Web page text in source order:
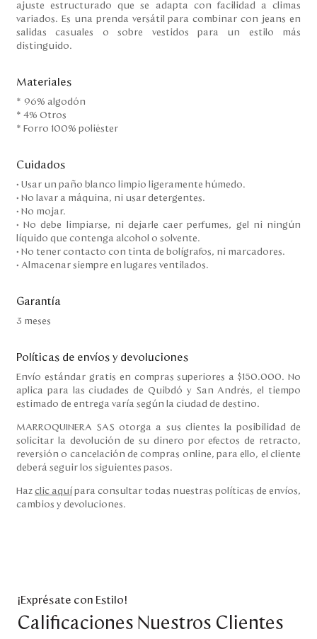
ajuste estructurado que se adapta con facilidad a climas
variados. Es una prenda versátil para combinar con jeans en
salidas casuales o sobre vestidos para un estilo más
distinguido.
Materiales
* 96% algodón
* 4% Otros
* Forro 100% poliéster
Cuidados
• Usar un paño blanco limpio ligeramente húmedo.
• No lavar a máquina, ni usar detergentes.
• No mojar.
• No debe limpiarse, ni dejarle caer perfumes, gel ni ningún
líquido que contenga alcohol o solvente.
• No tener contacto con tinta de bolígrafos, ni marcadores.
• Almacenar siempre en lugares ventilados.
Garantía
3 meses
Políticas de envíos y devoluciones
Envío estándar gratis en compras superiores a $150.000. No
aplica para las ciudades de Quibdó y San Andrés, el tiempo
estimado de entrega varía según la ciudad de destino.
MARROQUINERA SAS otorga a sus clientes la posibilidad de
solicitar la devolución de su dinero por efectos de retracto,
reversión o cancelación de compras online, para ello, el cliente
deberá seguir los siguientes pasos.
Haz clic aquí para consultar todas nuestras políticas de envíos,
cambios y devoluciones.
¡Exprésate con Estilo!
Calificaciones Nuestros Clientes